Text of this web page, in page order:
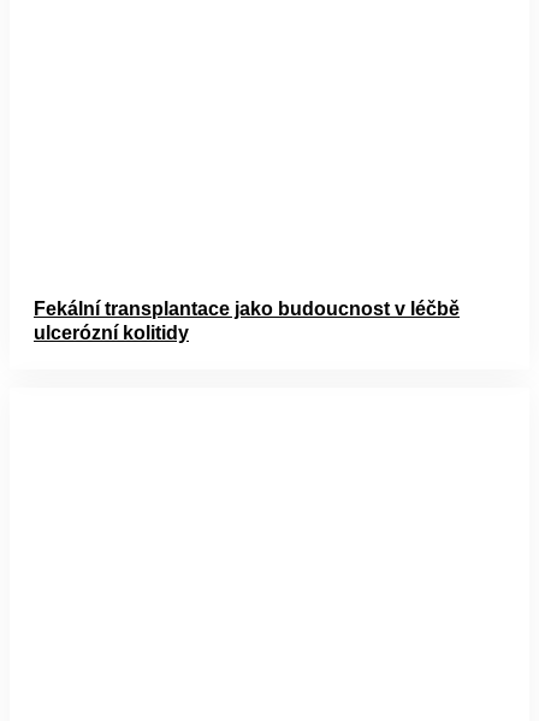
Fekální transplantace jako budoucnost v léčbě
ulcerózní kolitidy